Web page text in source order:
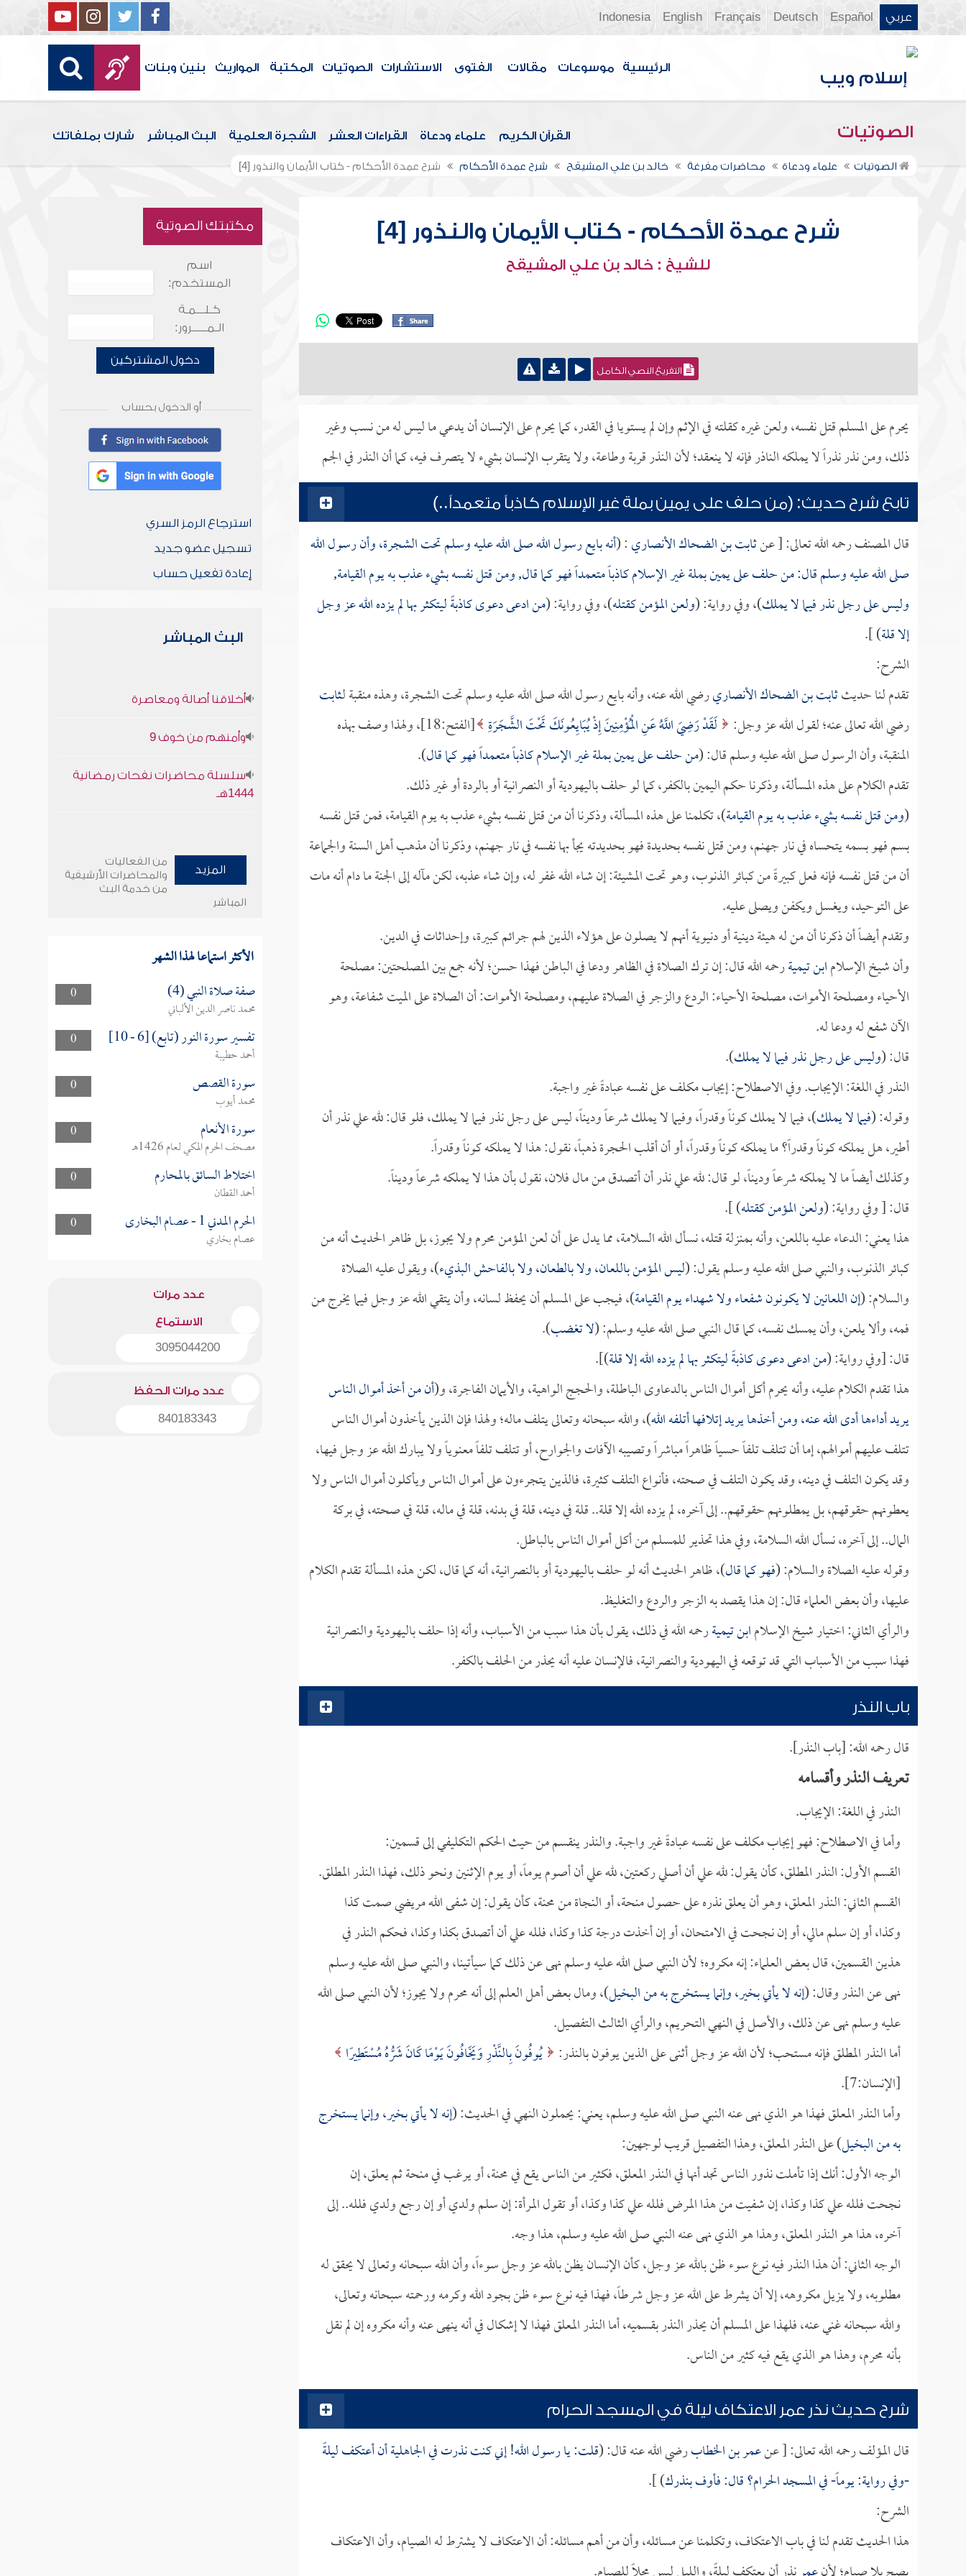
عربي Español
Deutsch
Français
English
Indonesia
الرئيسية موسوعات مقالات الفتوى الاستشارات الصوتيات المكتبة المواريث بنين وبنات
الصوتيات القرآن الكريم علماء ودعاة القراءات العشر الشجرة العلمية البث المباشر شارك بملفاتك
الصوتيات علماء ودعاة محاضرات مفرغة خالد بن علي المشيقح شرح عمدة الأحكام شرح عمدة الأحكام - كتاب الأيمان والنذور [4]
شرح عمدة الأحكام - كتاب الأيمان والنذور [4]
للشيخ : خالد بن علي المشيقح
التفريغ النصي الكامل
يحرم على المسلم قتل نفسه، ولعن غيره كقلته في الإثم وإن لم يستويا في القدر، كما يحرم على الإنسان أن يدعي ما ليس له من نسب وغير
ذلك، ومن نذر نذراً لا يملكه الناذر فإنه لا ينعقد؛ لأن النذر قربة وطاعة، ولا يتقرب الإنسان بشيء لا يتصرف فيه، كما أن النذر في الجم
تابع شرح حديث: (من حلف على يمين بملة غير الإسلام كاذباً متعمداً..)
قال المصنف رحمه الله تعالى: [ عنثابت بن الضحاك الأنصاري: (أنه بايع رسول الله صلى الله عليه وسلم تحت الشجرة، وأن رسول الله
صلى الله عليه وسلم قال: من حلف على يمين بملة غير الإسلام كاذباً متعمداً فهو كما قال, ومن قتل نفسه بشيء عذب به يوم القيامة,
وليس على رجل نذر فيما لا يملك)، وفي رواية: (ولعن المؤمن كقتله)، وفي رواية: (من ادعى دعوى كاذبةً ليتكثر بها لم يزده الله عز وجل
إلا قلة) ].
الشرح:
تقدم لنا حديثثابت بن الضحاك الأنصاريرضي الله عنه، وأنه بايع رسول الله صلى الله عليه وسلم تحت الشجرة، وهذه منقبة لـثابت
رضي الله تعالى عنه؛ لقول الله عز وجل: لَقَدْ رَضِيَ اللَّهُ عَنِ الْمُؤْمِنِينَ إِذْ يُبَايِعُونَكَ تَحْتَ الشَّجَرَةِ
[الفتح:18]، ولهذا وصف بهذه
المنقبة، وأن الرسول صلى الله عليه وسلم قال: (من حلف على يمين بملة غير الإسلام كاذباً متعمداً فهو كما قال).
تقدم الكلام على هذه المسألة، وذكرنا حكم اليمين بالكفر، كما لو حلف باليهودية أو النصرانية أو بالردة أو غير ذلك.
(ومن قتل نفسه بشيء عذب به يوم القيامة)، تكلمنا على هذه المسألة، وذكرنا أن من قتل نفسه بشيء عذب به يوم القيامة، فمن قتل نفسه
بسم فهو بسمه يتحساه في نار جهنم، ومن قتل نفسه بحديدة فهو بحديدته يجأ بها نفسه في نار جهنم، وذكرنا أن مذهب أهل السنة والجماعة
أن من قتل نفسه فإنه فعل كبيرةً من كبائر الذنوب، وهو تحت المشيئة: إن شاء الله غفر له، وإن شاء عذبه، لكن مآله إلى الجنة ما دام أنه مات
على التوحيد، ويغسل ويكفن ويصلى عليه.
وتقدم أيضاً أن ذكرنا أن من له هيئة دينية أو دنيوية أنهم لا يصلون على هؤلاء الذين لهم جرائم كبيرة، وإحداثات في الدين.
وأن شيخ الإسلامابن تيميةرحمه الله قال: إن ترك الصلاة في الظاهر ودعا في الباطن فهذا حسن؛ لأنه جمع بين المصلحتين: مصلحة
الأحياء ومصلحة الأموات، مصلحة الأحياء: الردع والزجر في الصلاة عليهم، ومصلحة الأموات: أن الصلاة على الميت شفاعة، وهو
الآن شفع له ودعا له.
قال: (وليس على رجل نذر فيما لا يملك).
النذر في اللغة: الإيجاب. وفي الاصطلاح: إيجاب مكلف على نفسه عبادةً غير واجبة.
وقوله: (فيما لا يملك)، فيما لا يملك كوناً وقدراً، وفيما لا يملك شرعاً وديناً، ليس على رجل نذر فيما لا يملك، فلو قال: لله علي نذر أن
أطير، هل يملكه كوناً وقدراً؟ ما يملكه كوناً وقدراً، أو أن أقلب الحجرة ذهباً، نقول: هذا لا يملكه كوناً وقدراً.
وكذلك أيضاً ما لا يملكه شرعاً وديناً، لو قال: لله علي نذر أن أتصدق من مال فلان، نقول بأن هذا لا يملكه شرعاً وديناً.
قال: [ وفي رواية: (ولعن المؤمن كقتله) ].
هذا يعني: الدعاء عليه باللعن، وأنه بمنزلة قتله، نسأل الله السلامة، مما يدل على أن لعن المؤمن محرم ولا يجوز، بل ظاهر الحديث أنه من
كبائر الذنوب، والنبي صلى الله عليه وسلم يقول: (ليس المؤمن باللعان، ولا بالطعان، ولا بالفاحش البذيء)، ويقول عليه الصلاة
والسلام: (إن اللعانين لا يكونون شفعاء ولا شهداء يوم القيامة)، فيجب على المسلم أن يحفظ لسانه، وأن يتقي الله عز وجل فيما يخرج من
فمه، وألا يلعن، وأن يمسك نفسه، كما قال النبي صلى الله عليه وسلم: (لا تغضب).
قال: [وفي رواية: (من ادعى دعوى كاذبةً ليتكثر بها لم يزده الله إلا قلة)].
هذا تقدم الكلام عليه، وأنه يحرم أكل أموال الناس بالدعاوى الباطلة، والحجج الواهية، والأيمان الفاجرة، و(أن من أخذ أموال الناس
يريد أداءها أدى الله عنه، ومن أخذها يريد إتلافها أتلفه الله)، والله سبحانه وتعالى يتلف ماله؛ ولهذا فإن الذين يأخذون أموال الناس
تتلف عليهم أموالهم، إما أن تتلف تلفاً حسياً ظاهراً مباشراً وتصيبه الآفات والجوارح، أو تتلف تلفاً معنوياً ولا يبارك الله عز وجل فيها،
وقد يكون التلف في دينه، وقد يكون التلف في صحته، فأنواع التلف كثيرة، فالذين يتجرءون على أموال الناس ويأكلون أموال الناس ولا
يعطونهم حقوقهم، بل يمطلونهم حقوقهم.. إلى آخره، لم يزده الله إلا قلة.. قلة في دينه، قلة في بدنه، قلة في ماله، قلة في صحته، في بركة
المال.. إلى آخره، نسأل الله السلامة، وفي هذا تحذير للمسلم من أكل أموال الناس بالباطل.
وقوله عليه الصلاة والسلام: (فهو كما قال)، ظاهر الحديث أنه لو حلف باليهودية أو بالنصرانية، أنه كما قال، لكن هذه المسألة تقدم الكلام
عليها، وأن بعض العلماء قال: إن هذا يقصد به الزجر والردع والتغليظ.
والرأي الثاني: اختيار شيخ الإسلامابن تيميةرحمه الله في ذلك، يقول بأن هذا سبب من الأسباب، وأنه إذا حلف باليهودية والنصرانية
فهذا سبب من الأسباب التي قد توقعه في اليهودية والنصرانية، فالإنسان عليه أنه يحذر من الحلف بالكفر.
باب النذر
قال رحمه الله: [باب النذر].
تعريف النذر وأقسامه
النذر في اللغة: الإيجاب.
وأما في الاصطلاح: فهو إيجاب مكلف على نفسه عبادةً غير واجبة. والنذر ينقسم من حيث الحكم التكليفي إلى قسمين:
القسم الأول: النذر المطلق، كأن يقول: لله علي أن أصلي ركعتين، لله علي أن أصوم يوماً، أو يوم الإثنين ونحو ذلك، فهذا النذر المطلق.
القسم الثاني: النذر المعلق، وهو أن يعلق نذره على حصول منحة، أو النجاة من محنة، كأن يقول: إن شفى الله مريضي صمت كذا
وكذا، أو إن سلم مالي، أو إن نجحت في الامتحان، أو إن أخذت درجة كذا وكذا، فلله علي أن أتصدق بكذا وكذا، فحكم النذر في
هذين القسمين، قال بعض العلماء: إنه مكروه؛ لأن النبي صلى الله عليه وسلم نهى عن ذلك كما سيأتينا، والنبي صلى الله عليه وسلم
نهى عن النذر وقال: (إنه لا يأتي بخير، وإنما يستخرج به من البخيل)، ومال بعض أهل العلم إلى أنه محرم ولا يجوز؛ لأن النبي صلى الله
عليه وسلم نهى عن ذلك، والأصل في النهي التحريم، والرأي الثالث التفصيل.
أما النذر المطلق فإنه مستحب؛ لأن الله عز وجل أثنى على الذين يوفون بالنذر: يُوفُونَ بِالنَّذْرِ وَيَخَافُونَ يَوْمًا كَانَ شَرُّهُ مُسْتَطِيرًا
[الإنسان:7].
وأما النذر المعلق فهذا هو الذي نهى عنه النبي صلى الله عليه وسلم، يعني: يحملون النهي في الحديث: (إنه لا يأتي بخير، وإنما يستخرج
به من البخيل) على النذر المعلق، وهذا التفصيل قريب لوجهين:
الوجه الأول: أنك إذا تأملت نذور الناس تجد أنها في النذر المعلق، فكثير من الناس يقع في محنة، أو يرغب في منحة ثم يعلق، إن
نجحت فلله علي كذا وكذا، إن شفيت من هذا المرض فلله علي كذا وكذا، أو تقول المرأة: إن سلم ولدي أو إن رجع ولدي فلله.. إلى
آخره، هذا هو النذر المعلق، وهذا هو الذي نهى عنه النبي صلى الله عليه وسلم، هذا وجه.
الوجه الثاني: أن هذا النذر فيه نوع سوء ظن بالله عز وجل، كأن الإنسان يظن بالله عز وجل سوءاً، وأن الله سبحانه وتعالى لا يحقق له
مطلوبه، ولا يزيل مكروهه، إلا أن يشرط على الله عز وجل شرطاً، فهذا فيه نوع سوء ظن بجود الله وكرمه ورحمته سبحانه وتعالى،
والله سبحانه غني عنه، فلهذا على المسلم أن يحذر النذر بقسميه، أما النذر المعلق فهذا لا إشكال في أنه ينهى عنه وأنه مكروه إن لم نقل
بأنه محرم، وهذا هو الذي يقع فيه كثير من الناس.
شرح حديث نذر عمر الاعتكاف ليلة في المسجد الحرام
قال المؤلف رحمه الله تعالى: [ عنعمر بن الخطابرضي الله عنه قال: (قلت: يا رسول الله! إني كنت نذرت في الجاهلية أن أعتكف ليلةً
-وفي رواية: يوماً- في المسجد الحرام؟ قال: فأوف بنذرك) ].
الشرح:
هذا الحديث تقدم لنا في باب الاعتكاف، وتكلمنا عن مسائله، وأن من أهم مسائله: أن الاعتكاف لا يشترط له الصيام، وأن الاعتكاف
مكتبتك الصوتية
اسم
المستخدم:
كـلـــمـة
الـمـــــرور:
دخول المشتركين
أو الدخول بحساب
استرجاع الرمز السري
تسجيل عضو جديد
إعادة تفعيل حساب
البث المباشر
أخلاقنا أصالة ومعاصرة
وأمنهم من خوف 9
سلسلة محاضرات نفحات رمضانية
1444هـ
المزيد
من الفعاليات
والمحاضرات الأرشيفية
من خدمة البث
المباشر
الأكثر استماعا لهذا الشهر
0 صفة صلاة النبي (4)
محمد ناصر الدين الألباني
0
تفسير سورة النور (تابع) [6 - 10]
أحمد حطيبة
0
سورة القصص
محمد أيوب
0
سورة الأنعام
مصحف الحرم المكي لعام 1426هـ
0
اختلاط السائق بالمحارم
أحمد القطان
0
الحرم المدني 1 - عصام البخارى
عصام بخاري
عدد مرات
الاستماع
3095044200
عدد مرات الحفظ
840183343